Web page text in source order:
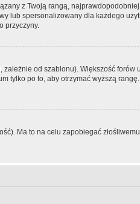
z Twoją rangą,
lub spersonalizowany dla każdego
przyczyny.
od szablonu). Większość forów
tylko po to, aby otrzymać wyższą
Ma to na celu zapobiegać